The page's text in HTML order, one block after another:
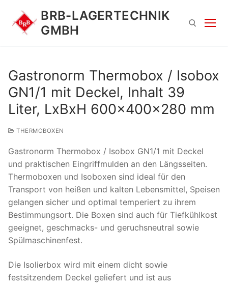
Inhalt
springen
BRB-LAGERTECHNIK
GMBH
Suchen
nach:
Gastronorm Thermobox / Isobox
GN1/1 mit Deckel, Inhalt 39
Liter, LxBxH 600x400x280 mm
THERMOBOXEN
Gastronorm Thermobox / Isobox GN1/1 mit Deckel
und praktischen Eingriffmulden an den Längsseiten.
Thermoboxen und Isoboxen sind ideal für den
Transport von heißen und kalten Lebensmittel, Speisen
gelangen sicher und optimal temperiert zu ihrem
Bestimmungsort. Die Boxen sind auch für Tiefkühlkost
geeignet, geschmacks- und geruchsneutral sowie
Spülmaschinenfest.
Die Isolierbox wird mit einem dicht sowie
festsitzendem Deckel geliefert und ist aus